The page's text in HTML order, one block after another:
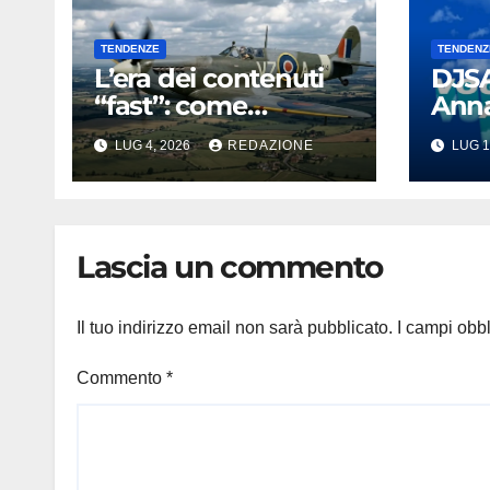
TENDENZE
L’era dei contenuti
“fast”: come
cambiano i tempi di
attenzione
nell’intrattenimento
LUG 4, 2026 REDAZIONE LUG
Lascia un commento
Il tuo indirizzo email non sarà pubblicato. I campi
Commento *